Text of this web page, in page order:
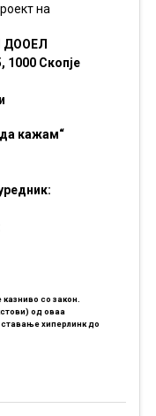
на
ДООЕЛ
1000 Скопје
кажам“
со закон.
од оваа
хиперлинк до